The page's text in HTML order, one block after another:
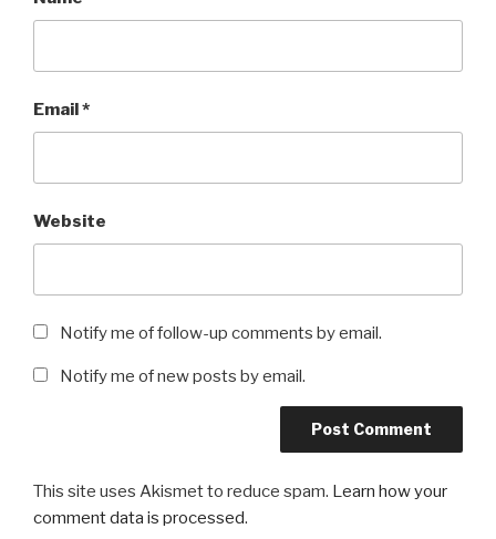
Email*
Website
Notify me of follow-up comments by email.
Notify me of new posts by email.
This site uses Akismet to reduce spam. Learn how your
comment data is processed.